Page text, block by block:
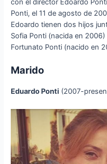
con el director Edoardo
Ponti, el 11 de agosto de
Edoardo tienen dos hijos
Sofia Ponti (nacida en
Fortunato Ponti (nacido en
Marido
Eduardo Ponti (2007-